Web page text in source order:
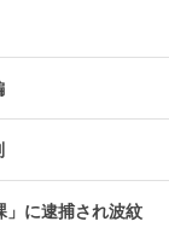
に逮捕され波紋